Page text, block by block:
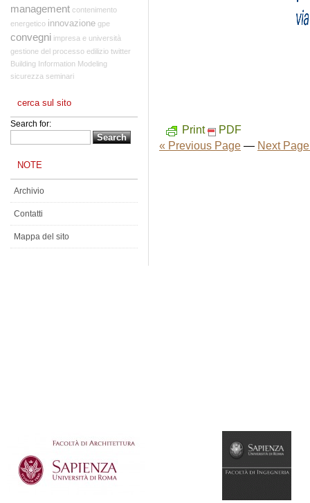
Print
PDF
« Previous Page — Next
management contenimento
energetico innovazione gpe
convegni impresa e università
gestione del processo edilizio twitter
Building Information Modeling
sicurezza seminari
cerca sul sito
Search for:
NOTE
Archivio
Contatti
Mappa del sito